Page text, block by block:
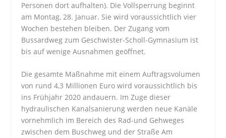
Personen dort aufhalten). Die Vollsperrung beginnt
am Montag, 28. Januar. Sie wird voraussichtlich vier
Wochen bestehen bleiben. Der Zugang vom
Bussardweg zum Geschwister-Scholl-Gymnasium ist
bis auf wenige Ausnahmen geöffnet.
Die gesamte Maßnahme mit einem Auftragsvolumen
von rund 4,3 Millionen Euro wird voraussichtlich bis
ins Frühjahr 2020 andauern. Im Zuge dieser
hydraulischen Kanalsanierung werden neue Kanäle
vornehmlich im Bereich des Rad-und Gehweges
zwischen dem Buschweg und der Straße Am